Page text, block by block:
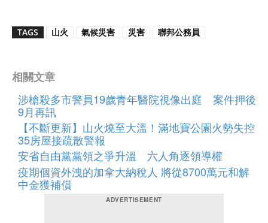
TAGS 山火 氣候災害 災害 聯邦公務員
相關文章
涉槍殺多市警員19歲青年醫院視像出庭 案件押後
9月再訊
【不斷更新】山火燒至大溫！滿地寶公園火勢失控
35房屋接疏散警報
安省自由黨黨領之爭升溫 六人角逐領導權
疫期個資外洩的加拿大納稅人 將從8700萬元和解
中金獲補償